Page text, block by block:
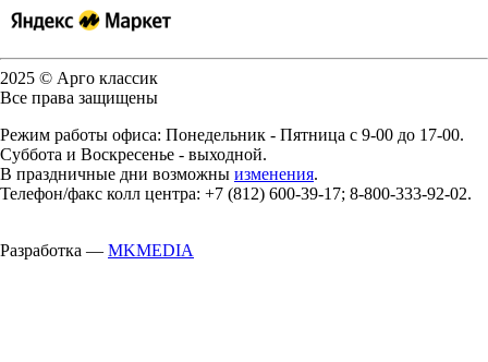
2025 © Арго классик
Все права защищены
Режим работы офиса: Понедельник - Пятница с 9-00 до 17-00.
Суббота и Воскресенье - выходной.
В праздничные дни возможны изменения.
Телефон/факс колл центра: +7 (812) 600-39-17; 8-800-333-92-02.
Разработка — MKMEDIA